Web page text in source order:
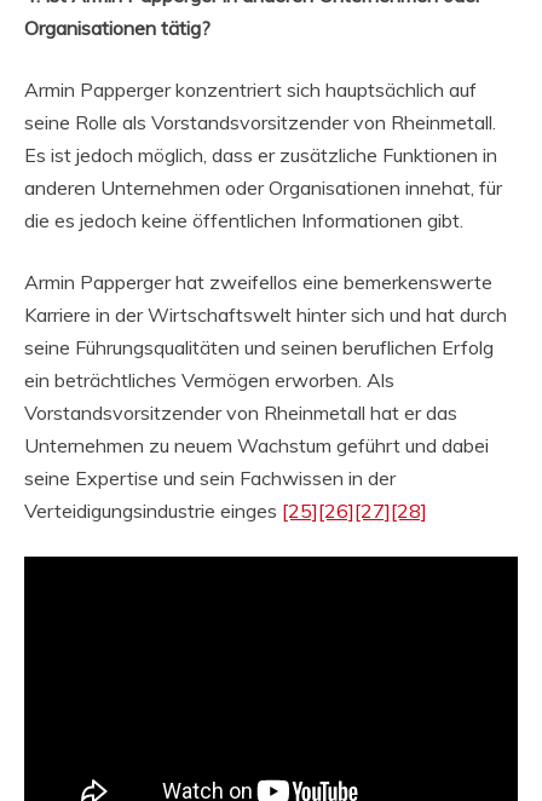
Organisationen tätig?
Armin Papperger konzentriert sich hauptsächlich auf
seine Rolle als Vorstandsvorsitzender von Rheinmetall.
Es ist jedoch möglich, dass er zusätzliche Funktionen in
anderen Unternehmen oder Organisationen innehat, für
die es jedoch keine öffentlichen Informationen gibt.
Armin Papperger hat zweifellos eine bemerkenswerte
Karriere in der Wirtschaftswelt hinter sich und hat durch
seine Führungsqualitäten und seinen beruflichen Erfolg
ein beträchtliches Vermögen erworben. Als
Vorstandsvorsitzender von Rheinmetall hat er das
Unternehmen zu neuem Wachstum geführt und dabei
seine Expertise und sein Fachwissen in der
Verteidigungsindustrie einges [25][26][27][28]